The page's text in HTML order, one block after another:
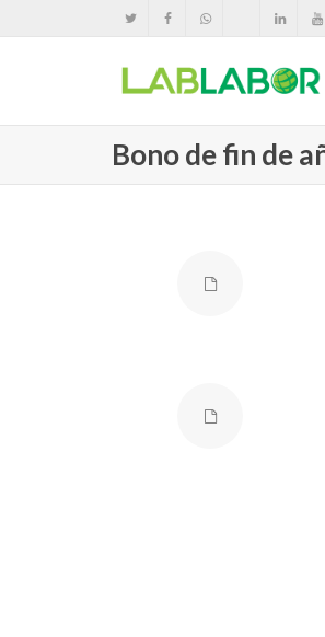
Bono de fin de